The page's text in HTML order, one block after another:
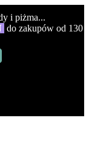
i piżma...
do zakupów od 130